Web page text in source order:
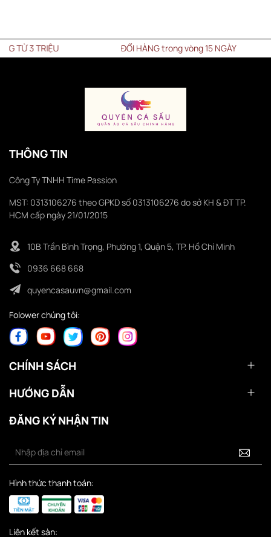
3 TRIỆU ĐỔI HÀNG trong vòng 15 NGÀY
THÔNG TIN
Công Ty TNHH Time Passion
MST: 0313106276 theo GPKD số 0313106276 do sở KH & ĐT TP.
HCM cấp ngày 21/01/2015
10B Trần Bình Trọng, Phường 1, Quận 5, TP. Hồ Chí Minh
0936 668 668
quyencasauvn@gmail.com
Folower chúng tôi:
CHÍNH SÁCH
HƯỚNG DẪN
ĐĂNG KÝ NHẬN TIN
Hình thức thanh toán:
Liên kết sàn: